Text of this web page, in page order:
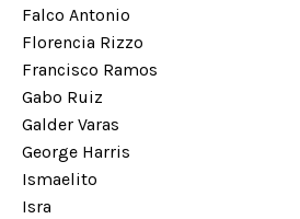
Falco Antonio
Florencia Rizzo
Francisco Ramos
Gabo Ruiz
Galder Varas
George Harris
Ismaelito
Isra